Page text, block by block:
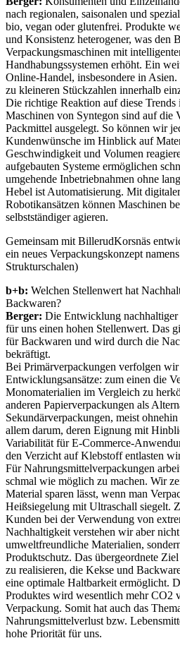
nach regionalen, saisonalen und
bio, vegan oder glutenfrei. Produkte
und Konsistenz heterogener, was den
Verpackungsmaschinen mit
Handhabungssystemen erhöht. Ein
Online-Handel, insbesondere in
zu kleineren Stückzahlen innerhalb
Die richtige Reaktion auf diese
Maschinen von Syntegon sind auf die
Packmittel ausgelegt. So können wir
Kundenwünsche im Hinblick auf
Geschwindigkeit und Volumen
aufgebauten Systeme ermöglichen
umgehende Inbetriebnahmen ohne
Hebel ist Automatisierung. Mit
Robotikansätzen können Maschinen
selbstständiger agieren.
Gemeinsam mit BillerudKorsnäs
ein neues Verpackungskonzept
Strukturschalen)
b+b: Welchen Stellenwert hat
Backwaren?
Berger: Die Entwicklung nachhaltiger
für uns einen hohen Stellenwert. Das
für Backwaren und wird durch die
bekräftigt.
Bei Primärverpackungen verfolgen
Entwicklungsansätze: zum einen die
Monomaterialien im Vergleich zu
anderen Papierverpackungen als
Sekundärverpackungen, meist
allem darum, deren Eignung mit
Variabilität für E-Commerce-
den Verzicht auf Klebstoff entlasten
Für Nahrungsmittelverpackungen
schmal wie möglich zu machen. Wir
Material sparen lässt, wenn man
Heißsiegelung mit Ultraschall siegelt.
Kunden bei der Verwendung von
Nachhaltigkeit verstehen wir aber
umweltfreundliche Materialien,
Produktschutz. Das übergeordnete
zu realisieren, die Kekse und
eine optimale Haltbarkeit ermöglicht.
Produktes wird wesentlich mehr CO2
Verpackung. Somit hat auch das
Nahrungsmittelverlust bzw.
hohe Priorität für uns.